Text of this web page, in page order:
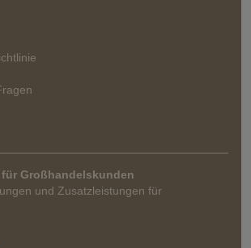
Großhandelskunden
und Zusatzleistungen für